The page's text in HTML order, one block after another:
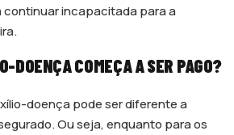
incapacitada para a
DOENÇA COMEÇA A SER PAGO?
doença pode ser diferente a
Ou seja, enquanto para os